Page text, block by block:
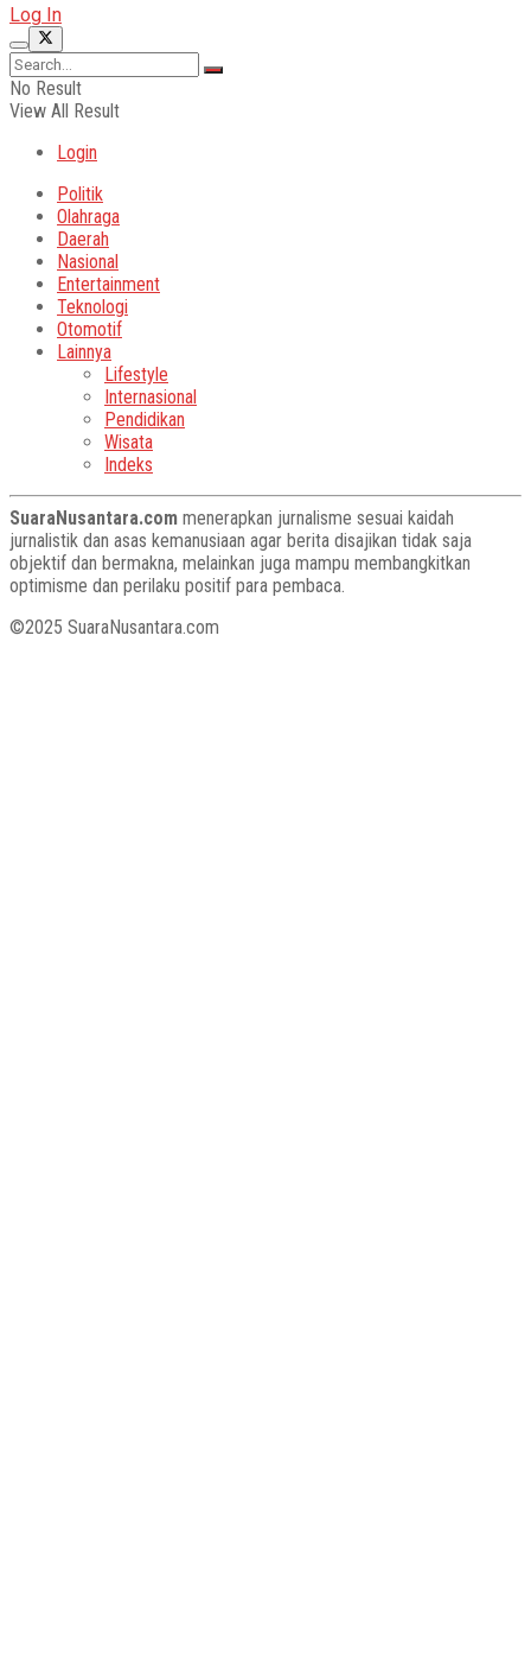
Log In
No Result
View All Result
Login
Politik
Olahraga
Daerah
Nasional
Entertainment
Teknologi
Otomotif
Lainnya
Lifestyle
Internasional
Pendidikan
Wisata
Indeks
SuaraNusantara.com menerapkan jurnalisme sesuai kaidah
jurnalistik dan asas kemanusiaan agar berita disajikan tidak saja
objektif dan bermakna, melainkan juga mampu membangkitkan
optimisme dan perilaku positif para pembaca.
©2025 SuaraNusantara.com